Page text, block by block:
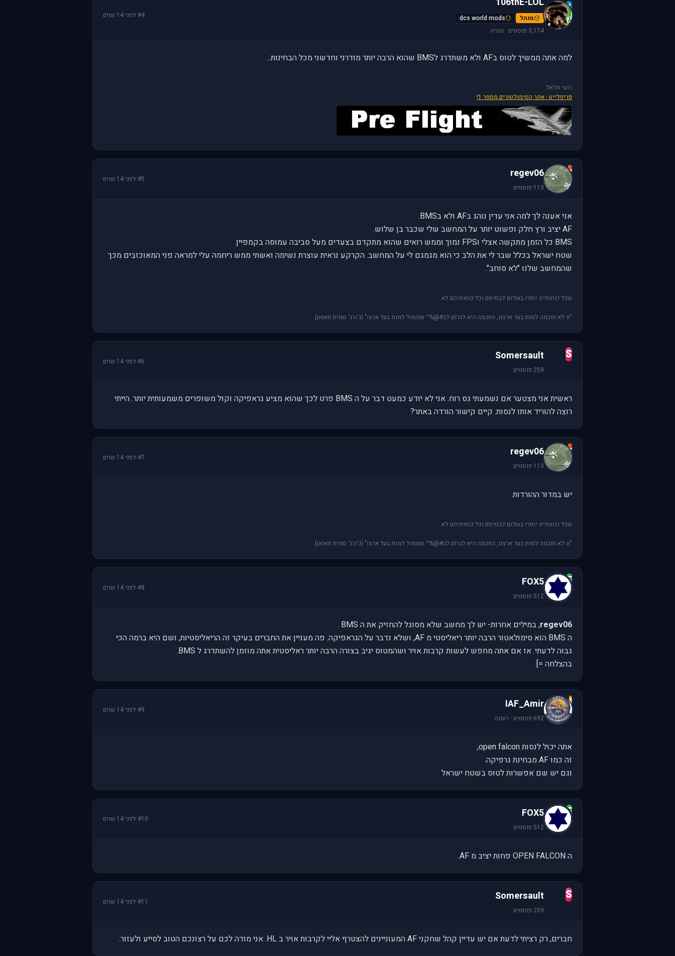
1
מנהל
dcs world mods
3,174 פוסטים · נתניה
#4
·לפני 14 שנים
למה אתה ממשיך לטוס בAF ולא משתדרג לBMS שהוא הרבה יותר מודרני וחדשני מכל הבחינות...
רועי וודאל
פריפלייט - אתר הסימולטורים מספר 1!
r
regev06
113 פוסטים
#5
·לפני 14 שנים
אני אענה לך למה אני עדין נוהג בAF ולא בBMS.
AF יציב ורץ חלק ופשוט יותר על המחשב שלי שכבר בן שלוש.
BMS כל הזמן מתקשה אצלי וFPS נמוך וממש רואים שהוא מתקדם בצעדים מעל סביבה עמוסה בקמפיין.
שטח ישראל בכלל שבר לי את הלב כי הוא מגמגם לי על המחשב. הקרקע נראית עוצרת נשימה ואשתי ממש ריחמה עלי למראה פני המאוכזבים מכך
שהמחשב שלנו "לא סוחב".
שכל כוחותינו יחזרו בשלום לבסיסם וכל כוחותיהם לא.
"זו לא חוכמה למות בעד ארצנו, החכמה היא לגרום לב#@%^ שממול למות בעד ארצו" (ג'ורג' סמית פאטון).
S
Somersault
259 פוסטים
#6
·לפני 14 שנים
ראשית אני מצטער אם נשמעתי גס רוח. אני לא יודע כמעט דבר על ה BMS פרט לכך שהוא מציע גראפיקה וקול משופרים משמעותית יותר. הייתי
רוצה להוריד אותו לנסות. קיים קישור הורדה באתר?
r
regev06
113 פוסטים
#7
·לפני 14 שנים
יש במדור ההורדות.
שכל כוחותינו יחזרו בשלום לבסיסם וכל כוחותיהם לא.
"זו לא חוכמה למות בעד ארצנו, החכמה היא לגרום לב#@%^ שממול למות בעד ארצו" (ג'ורג' סמית פאטון).
F
FOX5
512 פוסטים
#8
·לפני 14 שנים
regev06, במילים אחרות- יש לך מחשב שלא מסוגל להחזיק את ה BMS .
ה BMS הוא סימולאטור הרבה יותר ריאליסטי מ AF, ושלא נדבר על הגראפיקה. פה מעניין את החברים בעיקר זה הריאליסטיות, ושם היא ברמה הכי
גבוה לדעתי. אז אם אתה מחפש לעשות קרבות אויר ושהמטוס יגיב בצורה הרבה יותר ראליסטית אתה מוזמן להשתדרג ל BMS.
בהצלחה =]
I
IAF_Amir
692 פוסטים · רעננה
#9
·לפני 14 שנים
אתה יכול לנסות open falcon,
זה כמו AF מבחינת גרפיקה.
וגם יש שם אפשרות לטוס בשטח ישראל
F
FOX5
512 פוסטים
#10
·לפני 14 שנים
ה OPEN FALCON פחות יציב מ AF.
S
Somersault
259 פוסטים
#11
·לפני 14 שנים
חברים, רק רציתי לדעת אם יש עדיין קהל שחקני AF המעוניינים להצטרף אליי לקרבות אויר ב HL. אני מודה לכם על רצונכם הטוב לסייע ולעזור.